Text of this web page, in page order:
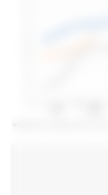
Indeks cen wieprzowiny FAO.